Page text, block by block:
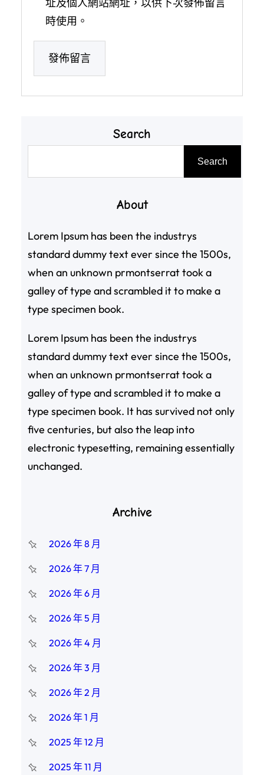
址及個人網站網址，以供下次發佈留言
時使用。
Search
Search
About
Lorem Ipsum has been the industrys
standard dummy text ever since the 1500s,
when an unknown prmontserrat took a
galley of type and scrambled it to make a
type specimen book.
Lorem Ipsum has been the industrys
standard dummy text ever since the 1500s,
when an unknown prmontserrat took a
galley of type and scrambled it to make a
type specimen book. It has survived not only
five centuries, but also the leap into
electronic typesetting, remaining essentially
unchanged.
Archive
2026 年 8 月
2026 年 7 月
2026 年 6 月
2026 年 5 月
2026 年 4 月
2026 年 3 月
2026 年 2 月
2026 年 1 月
2025 年 12 月
2025 年 11 月